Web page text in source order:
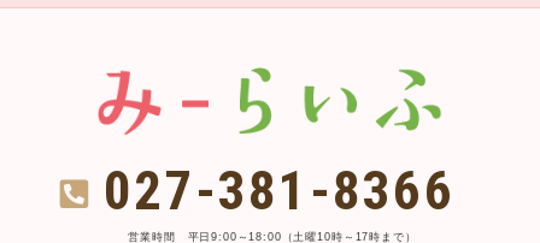
027-381-8366
営業時間 平日9:00～18:00（土曜10時～17時まで）